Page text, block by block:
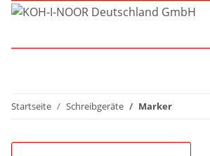
Startseite Schreibgeräte Marker